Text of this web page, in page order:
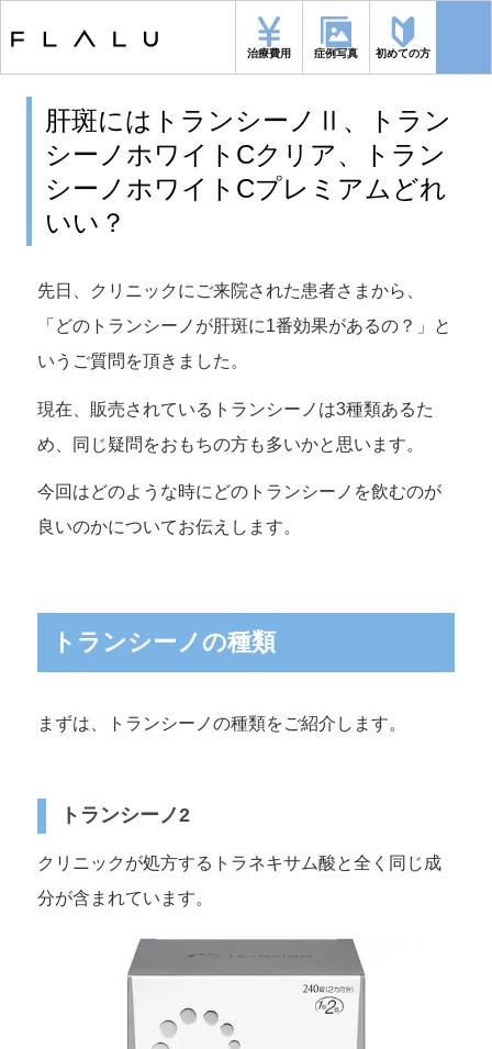
治療費用 症例写真 初めての方
肝斑にはトランシーノⅡ、トランシーノホワイトC
クリア、トランシーノホワイトCプレミアムどれいい？
肝斑にはトランシーノⅡ、トラン
シーノホワイトCクリア、トラン
シーノホワイトCプレミアムどれ
いい？
先日、クリニックにご来院された患者さまから、
「どのトランシーノが肝斑に1番効果があるの？」と
いうご質問を頂きました。
現在、販売されているトランシーノは3種類あるた
め、同じ疑問をおもちの方も多いかと思います。
今回はどのような時にどのトランシーノを飲むのが
良いのかについてお伝えします。
トランシーノの種類
まずは、トランシーノの種類をご紹介します。
トランシーノ2
クリニックが処方するトラネキサム酸と全く同じ成
分が含まれています。